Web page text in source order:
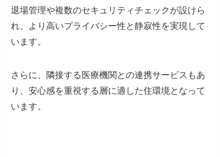
退場管理や複数のセキュリティチェックが設けら
れ、より高いプライバシー性と静寂性を実現して
います。
さらに、隣接する医療機関との連携サービスもあ
り、安心感を重視する層に適した住環境となって
います。